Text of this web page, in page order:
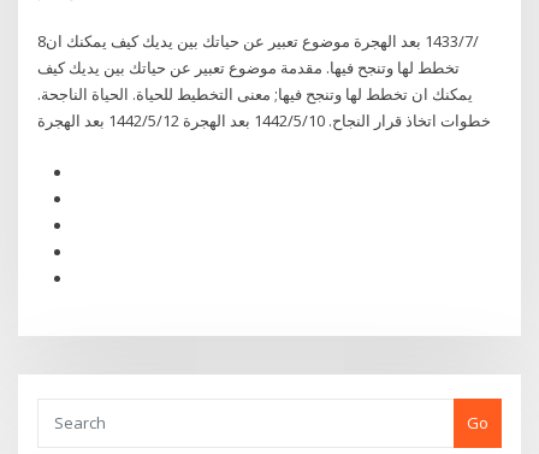
8‏‏/7‏‏/1433 بعد الهجرة موضوع تعبير عن حياتك بين يديك كيف يمكنك ان
تخطط لها وتنجح فيها. مقدمة موضوع تعبير عن حياتك بين يديك كيف
يمكنك ان تخطط لها وتنجح فيها; معنى التخطيط للحياة. الحياة الناجحة.
خطوات اتخاذ قرار النجاح. 10‏‏/5‏‏/1442 بعد الهجرة 12‏‏/5‏‏/1442 بعد الهجرة
Go